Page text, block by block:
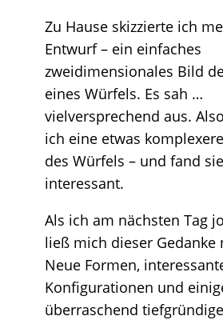
Zu Hause skizzierte ich
Entwurf – ein einfaches
zweidimensionales Bild
eines Würfels. Es sah …
vielversprechend aus.
ich eine etwas
des Würfels – und fand
interessant.
Als ich am nächsten Tag
ließ mich dieser Gedanke
Neue Formen,
Konfigurationen und
überraschend tiefgründige